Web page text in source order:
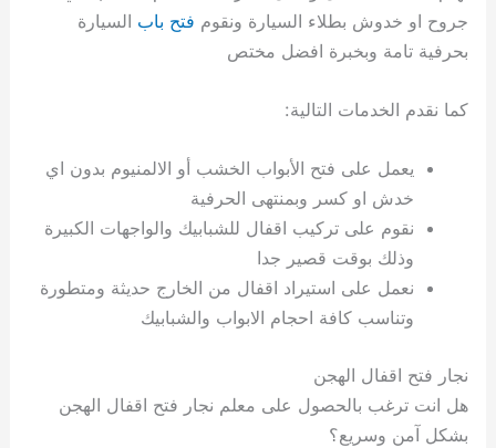
جروح او خدوش بطلاء السيارة ونقوم فتح باب السيارة
بحرفية تامة وبخبرة افضل مختص
كما نقدم الخدمات التالية:
يعمل على فتح الأبواب الخشب أو الالمنيوم بدون اي
خدش او كسر وبمنتهى الحرفية
نقوم على تركيب اقفال للشبابيك والواجهات الكبيرة
وذلك بوقت قصير جدا
نعمل على استيراد اقفال من الخارج حديثة ومتطورة
وتناسب كافة احجام الابواب والشبابيك
نجار فتح اقفال الهجن
هل انت ترغب بالحصول على معلم نجار فتح اقفال الهجن
بشكل آمن وسريع؟